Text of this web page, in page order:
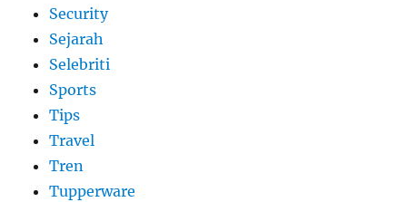
Security
Sejarah
Selebriti
Sports
Tips
Travel
Tren
Tupperware